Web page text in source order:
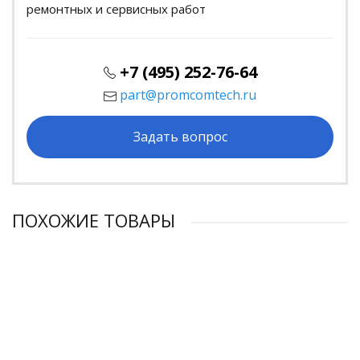
ремонтных и сервисных работ
+7 (495) 252-76-64
part@promcomtech.ru
Задать вопрос
ПОХОЖИЕ ТОВАРЫ